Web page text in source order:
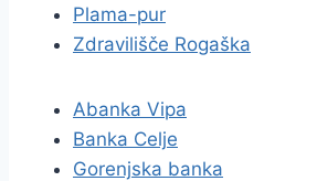
Plama-pur
Zdravilišče Rogaška
Abanka Vipa
Banka Celje
Gorenjska banka